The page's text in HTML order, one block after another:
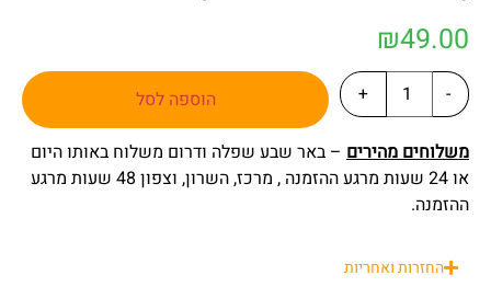
₪49.00
-
+
הוספה לסל
משלוחים מהירים – באר שבע שפלה ודרום משלוח באותו היום
או 24 שעות מרגע ההזמנה , מרכז, השרון, וצפון 48 שעות מרגע
ההזמנה.
החזרות ואחריות